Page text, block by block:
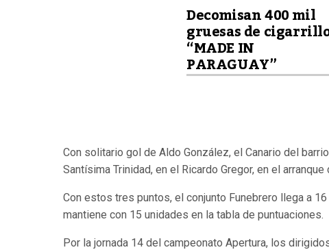
Decomisan 400 mil
gruesas de
“MADE IN
PARAGUAY”
Con solitario gol de Aldo González, el Canario del
Santísima Trinidad, en el Ricardo Gregor, en el
Con estos tres puntos, el conjunto Funebrero llega a
mantiene con 15 unidades en la tabla de puntuaciones.
Por la jornada 14 del campeonato Apertura, los